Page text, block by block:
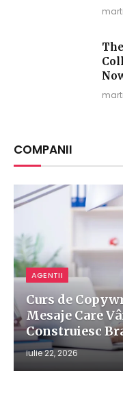
COMPANII
AGENTII
Curs de
Mesaje Care
Construiesc
iulie 22, 2026